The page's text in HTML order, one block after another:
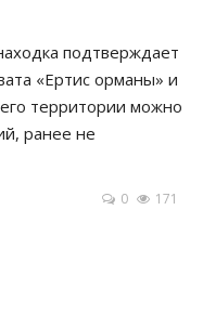
подтверждает
«Ертис орманы» и
территории можно
ранее не
0 171